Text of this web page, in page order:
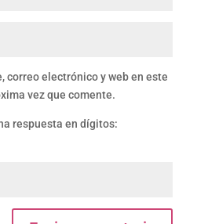
correo electrónico y web en este
vez que comente.
respuesta en dígitos: